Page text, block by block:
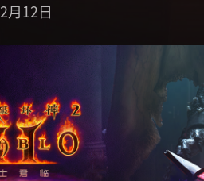
月12日